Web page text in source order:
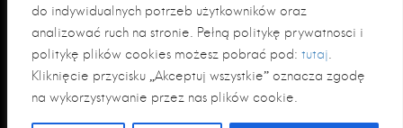
do indywidualnych potrzeb użytkowników oraz
analizować ruch na stronie. Pełną politykę prywatności i
politykę plików cookies możesz pobrać pod: tutaj.
Kliknięcie przycisku „Akceptuj wszystkie” oznacza zgodę
na wykorzystywanie przez nas plików cookie.
Polityka prywatności
Klauzula informacyjna RODO